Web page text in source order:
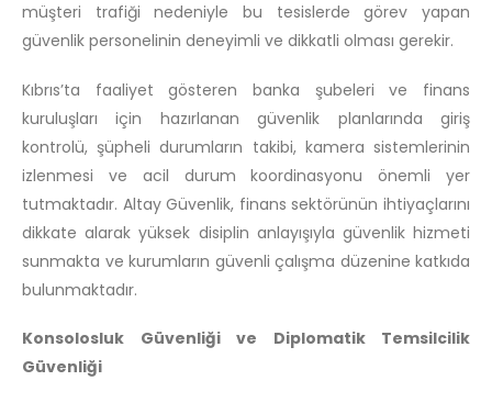
müşteri trafiği nedeniyle bu tesislerde görev yapan
güvenlik personelinin deneyimli ve dikkatli olması gerekir.
Kıbrıs’ta faaliyet gösteren banka şubeleri ve finans
kuruluşları için hazırlanan güvenlik planlarında giriş
kontrolü, şüpheli durumların takibi, kamera sistemlerinin
izlenmesi ve acil durum koordinasyonu önemli yer
tutmaktadır. Altay Güvenlik, finans sektörünün ihtiyaçlarını
dikkate alarak yüksek disiplin anlayışıyla güvenlik hizmeti
sunmakta ve kurumların güvenli çalışma düzenine katkıda
bulunmaktadır.
Konsolosluk Güvenliği ve Diplomatik Temsilcilik
Güvenliği